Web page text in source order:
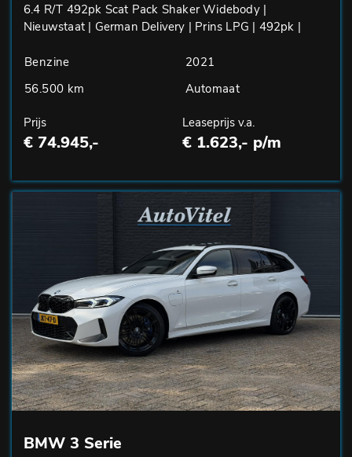
6.4 R/T 492pk Scat Pack Shaker Widebody |
Nieuwstaat | German Delivery | Prins LPG | 492pk |
Benzine
2021
56.500 km
Automaat
Prijs
€ 74.945,-
Leaseprijs v.a.
€ 1.623,- p/m
BMW 3 Serie